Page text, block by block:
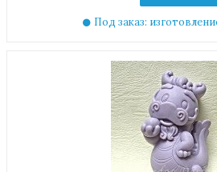
Под заказ: